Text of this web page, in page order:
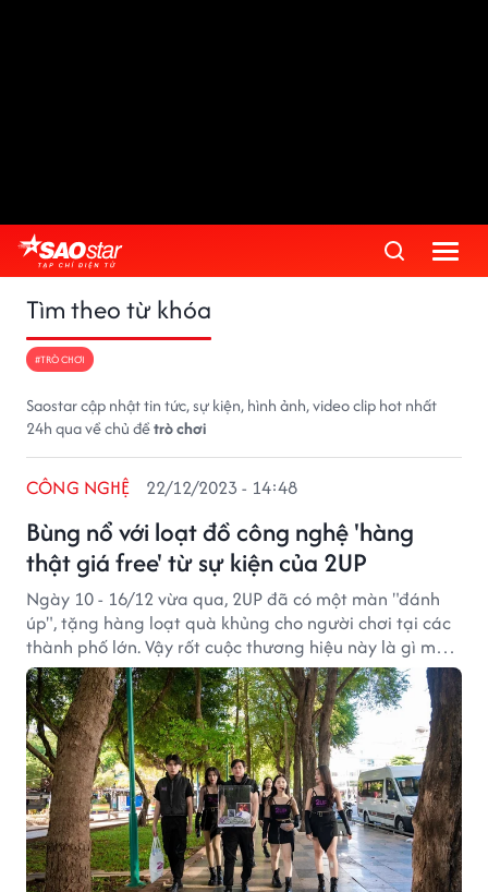
Tìm theo từ khóa
#TRÒ CHƠI
Saostar cập nhật tin tức, sự kiện, hình ảnh, video clip hot nhất
24h qua về chủ đềtrò chơi
Bùng nổ với loạt đồ công nghệ 'hàng
thật giá free' từ sự kiện của 2UP
CÔNG NGHỆ 22/12/2023 - 14:48
Ngày 10 - 16/12 vừa qua, 2UP đã có một màn "đánh
úp", tặng hàng loạt quà khủng cho người chơi tại các
thành phố lớn. Vậy rốt cuộc thương hiệu này là gì mà
chơi lớn như vậy?